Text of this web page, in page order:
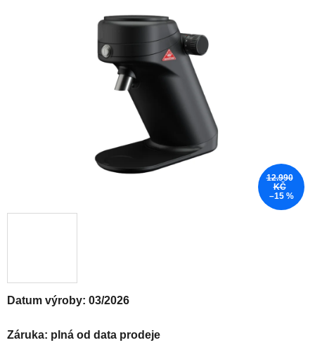
Datum výroby: 03/2026
Záruka: plná od data prodeje
12.990
KČ
–15 %